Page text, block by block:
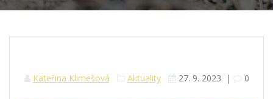
Kateřina Klimešová Aktuality 27. 9. 2023 | 0